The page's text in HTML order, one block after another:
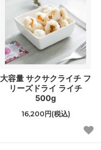
大容量 サクサクライチ フ
リーズドライ ライチ
500g
16,200円(税込)